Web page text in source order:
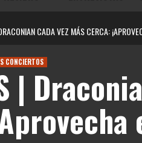
CADA VEZ MÁS CERCA:
CONCIERTOS
|